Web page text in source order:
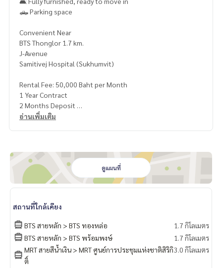
🛻 Parking space
Convenient Near
BTS Thonglor 1.7 km.
J-Avenue
Samitivej Hospital (Sukhumvit)
Rental Fee: 50,000 Baht per Month
1 Year Contract
2 Months Deposit
1 Month Rental Fee in Advance
What’s app:
+66 61 428 9156
Line ID: @mcre
My Celebrity Co., Ltd. Real Estate Agency, Service You Can T
rust
อ่านเพิ่มเติม
ดูแผนที่
สถานที่ใกล้เคียง
BTS สายหลัก > BTS ทองหล่อ
1.7 กิโลเมตร
BTS สายหลัก > BTS พร้อมพงษ์
1.7 กิโลเมตร
MRT สายสีน้ำเงิน > MRT ศูนย์การประชุมแห่งชาติสิริกิ
ติ์
3.0 กิโลเมตร